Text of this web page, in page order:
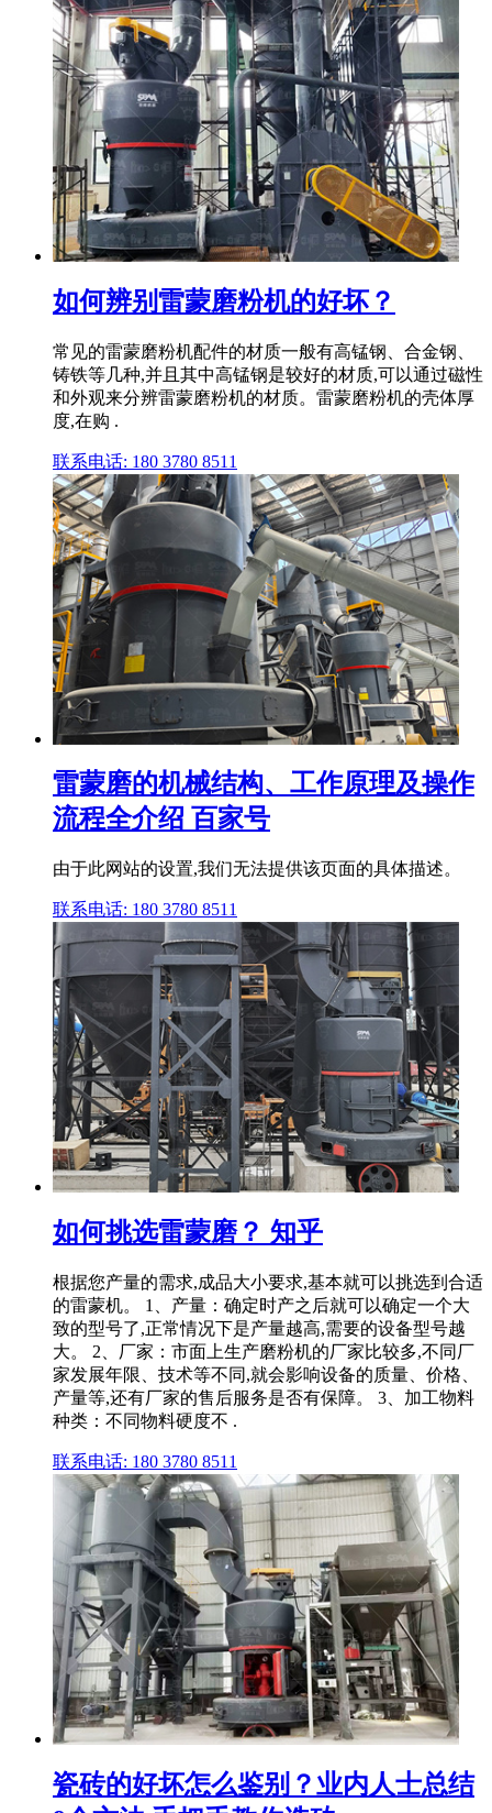
如何辨别雷蒙磨粉机的好坏？
常见的雷蒙磨粉机配件的材质一般有高锰钢、合金钢、
铸铁等几种,并且其中高锰钢是较好的材质,可以通过磁性
和外观来分辨雷蒙磨粉机的材质。雷蒙磨粉机的壳体厚
度,在购 .
联系电话: 180 3780 8511
雷蒙磨的机械结构、工作原理及操作
流程全介绍 百家号
由于此网站的设置,我们无法提供该页面的具体描述。
联系电话: 180 3780 8511
如何挑选雷蒙磨？ 知乎
根据您产量的需求,成品大小要求,基本就可以挑选到合适
的雷蒙机。 1、产量：确定时产之后就可以确定一个大
致的型号了,正常情况下是产量越高,需要的设备型号越
大。 2、厂家：市面上生产磨粉机的厂家比较多,不同厂
家发展年限、技术等不同,就会影响设备的质量、价格、
产量等,还有厂家的售后服务是否有保障。 3、加工物料
种类：不同物料硬度不 .
联系电话: 180 3780 8511
瓷砖的好坏怎么鉴别？业内人士总结